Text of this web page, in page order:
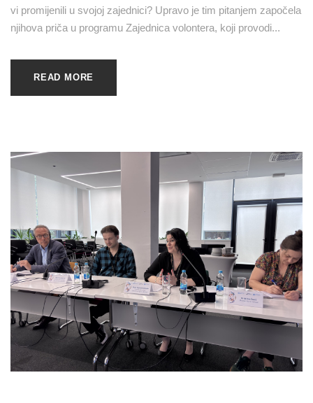
vi promijenili u svojoj zajednici? Upravo je tim pitanjem započela
njihova priča u programu Zajednica volontera, koji provodi...
READ MORE